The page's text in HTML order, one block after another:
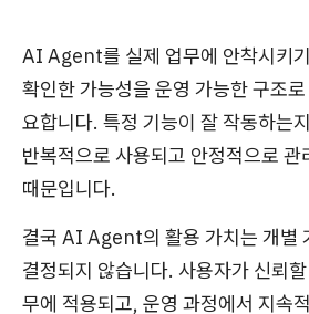
AI Agent를 실제 업무에 안착시키
확인한 가능성을 운영 가능한 구조
요합니다. 특정 기능이 잘 작동하는
반복적으로 사용되고 안정적으로 관
때문입니다.
결국 AI Agent의 활용 가치는 개별
결정되지 않습니다. 사용자가 신뢰
무에 적용되고, 운영 과정에서 지속